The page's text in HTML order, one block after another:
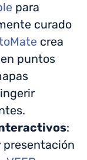
para
curado
crea
puntos
:
presentación